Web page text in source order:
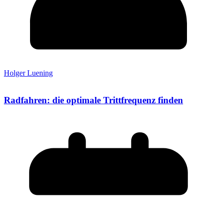
Holger Luening
Radfahren: die optimale Trittfrequenz finden